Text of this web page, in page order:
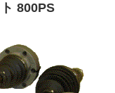
800PS